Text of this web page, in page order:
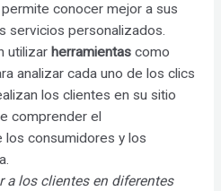
conocer mejor a sus
servicios personalizados.
utilizar herramientas como
analizar cada uno de los clics
los clientes en su sitio
comprender el
consumidores y los
a los clientes en diferentes